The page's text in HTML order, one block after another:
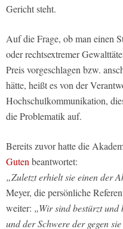
Gericht steht.
Auf die Frage, ob man einen
oder rechtsextremer
Preis vorgeschlagen bzw.
hätte, heißt es von der
Hochschulkommunikation,
die Problematik auf.
Bereits zuvor hatte die
Guten beantwortet:
„Zuletzt erhielt sie einen der
Meyer, die persönliche
weiter: „Wir sind bestürzt und
und der Schwere der gegen